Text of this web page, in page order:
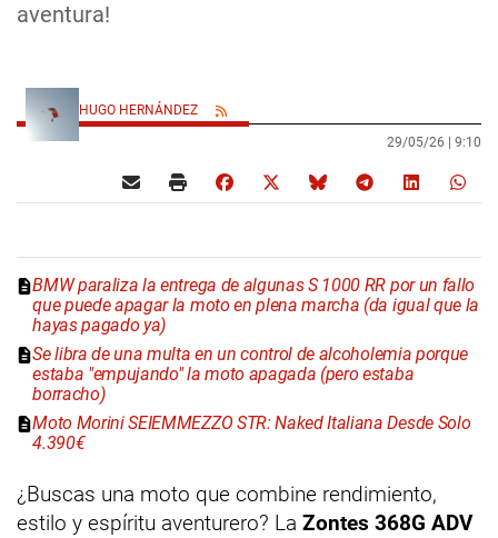
aventura!
HUGO HERNÁNDEZ
29/05/26 | 9:10
BMW paraliza la entrega de algunas S 1000 RR por un fallo
que puede apagar la moto en plena marcha (da igual que la
hayas pagado ya)
Se libra de una multa en un control de alcoholemia porque
estaba "empujando" la moto apagada (pero estaba
borracho)
Moto Morini SEIEMMEZZO STR: Naked Italiana Desde Solo
4.390€
¿Buscas una moto que combine rendimiento,
estilo y espíritu aventurero? La Zontes 368G ADV